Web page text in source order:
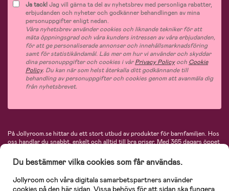
Ja tack!Jag vill gärna ta del av nyhetsbrev med personliga rabatter,
erbjudanden och nyheter och godkänner behandlingen av mina
personuppgifter enligt nedan.
Våra nyhetsbrev använder cookies och liknande tekniker för att
mäta öppningsgrad och våra kunders intressen av våra erbjudanden,
för att ge personaliserade annonser och innehållsmarknadsföring
samt för statistikändamål. Läs mer om hur vi använder och skyddar
dina personuppgifter och cookies i vårPrivacy Policyoch Cookie
Policy. Du kan när som helst återkalla ditt godkännande till
behandling av personuppgifter och cookies genom att avanmäla dig
från nyhetsbrevet.
På Jollyroom.se hittar du ett stort utbud av produkter för barnfamiljen. Hos
oss handlar du snabbt, enkelt och alltid till bra priser.Med 365 dagars öppet
hos oss. I vårt sortiment hittar du barnvagnar, bilstolar, kläder för barn och
baby, produkter för mamman, massor av inspirerande inredning, leksaker,
babyprodukter och mycket mer. Vi erbjuder produkter från välkända
varumärken så som Britax, Maxi-Cosi, Baby Jogger, BabyBjörn, Didriksons,
Du bestämmer vilka cookies som får användas.
Jollyroom och våra digitala samarbetspartners använder
cookies på den här sidan. Vissa behövs för att sidan ska fungera